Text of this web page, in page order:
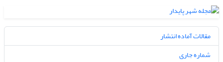
مقالات آماده انتشار
شماره جاری